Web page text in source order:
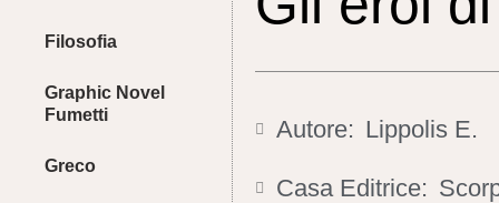
Filosofia
Graphic Novel
Fumetti
Greco
Autore: Lippolis E.
Casa Editrice: